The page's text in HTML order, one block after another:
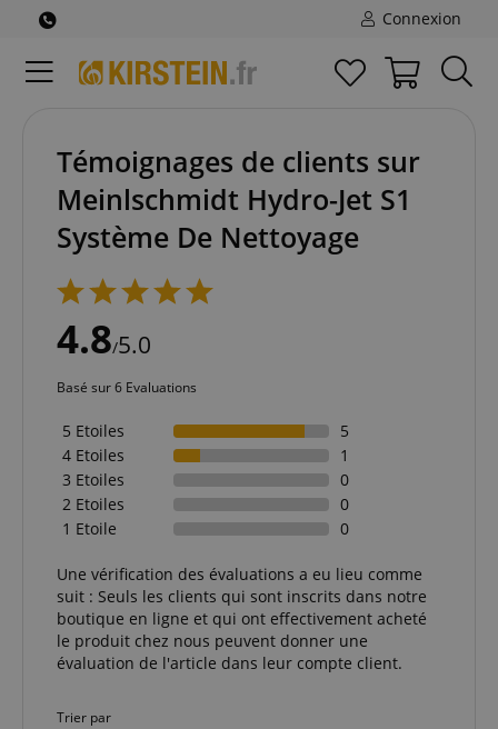
Connexion
Témoignages de clients sur
Meinlschmidt Hydro-Jet S1
Système De Nettoyage
4.8/5.0
Basé sur 6 Evaluations
5 Etoiles
5
4 Etoiles
1
3 Etoiles
0
2 Etoiles
0
1 Etoile
0
Une vérification des évaluations a eu lieu comme
suit : Seuls les clients qui sont inscrits dans notre
boutique en ligne et qui ont effectivement acheté
le produit chez nous peuvent donner une
évaluation de l'article dans leur compte client.
Trier par